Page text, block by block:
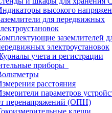
высокого
для передвижных
заземлителей
электроустановок
учета и регистрации
приборы
расстояния
параметров
перенапряжений (ОПН)
клещи